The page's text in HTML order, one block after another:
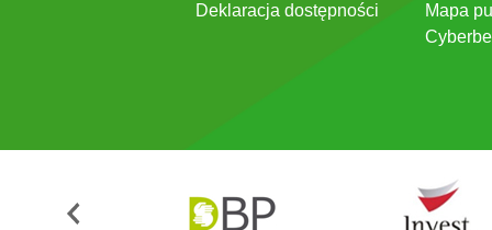
Deklaracja dostępności
Mapa